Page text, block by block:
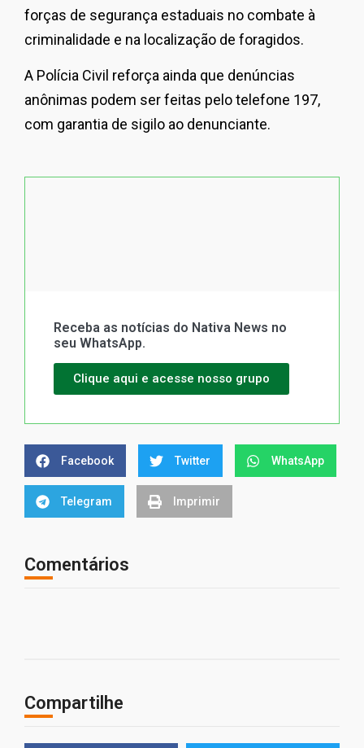
forças de segurança estaduais no combate à
criminalidade e na localização de foragidos.
A Polícia Civil reforça ainda que denúncias
anônimas podem ser feitas pelo telefone 197,
com garantia de sigilo ao denunciante.
Receba as notícias do Nativa News no
seu WhatsApp.
Clique aqui e acesse nosso grupo
Facebook Twitter WhatsApp
Telegram Imprimir
Comentários
Compartilhe